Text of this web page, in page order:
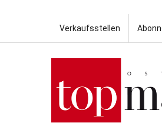
Verkaufsstellen